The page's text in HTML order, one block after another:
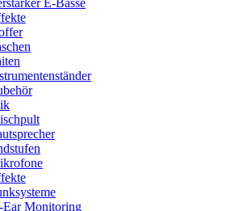
E-Bässe
Ear Monitoring